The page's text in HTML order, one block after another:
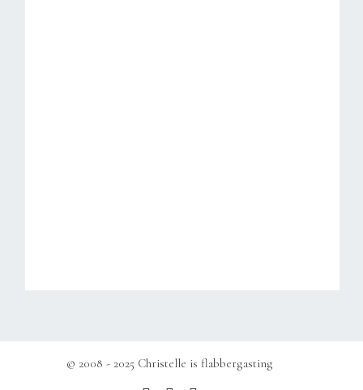
© 2008 - 2025 Christelle is flabbergasting